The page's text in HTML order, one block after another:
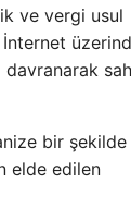
ve vergi usul
davranarak
bir şekilde
elde edilen